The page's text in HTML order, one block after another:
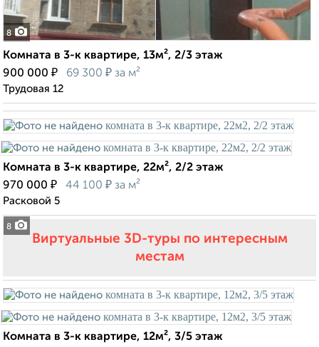
8
Комната в 3-к квартире, 13м², 2/3 этаж
900 000 ₽ 69 300 ₽ за м²
Трудовая 12
8
Комната в 3-к квартире, 22м², 2/2 этаж
970 000 ₽ 44 100 ₽ за м²
Расковой 5
Виртуальные 3D-туры по интересным
местам
Комната в 3-к квартире, 12м², 3/5 этаж